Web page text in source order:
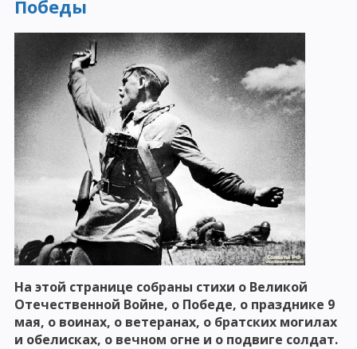
Победы
На этой странице собраны стихи о Великой
Отечественной Войне, о Победе, о празднике 9
мая, о воинах, о ветеранах, о братских могилах
и обелисках, о вечном огне и о подвиге солдат.